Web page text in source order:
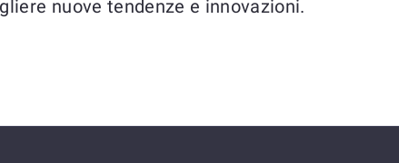
nuove tendenze e innovazioni.